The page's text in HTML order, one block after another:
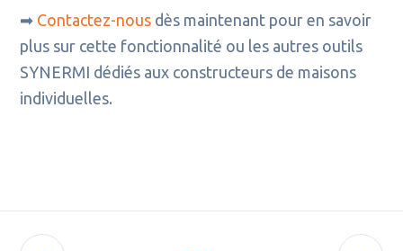
➡ Contactez-nous dès maintenant pour en savoir
plus sur cette fonctionnalité ou les autres outils
SYNERMI dédiés aux constructeurs de maisons
individuelles.